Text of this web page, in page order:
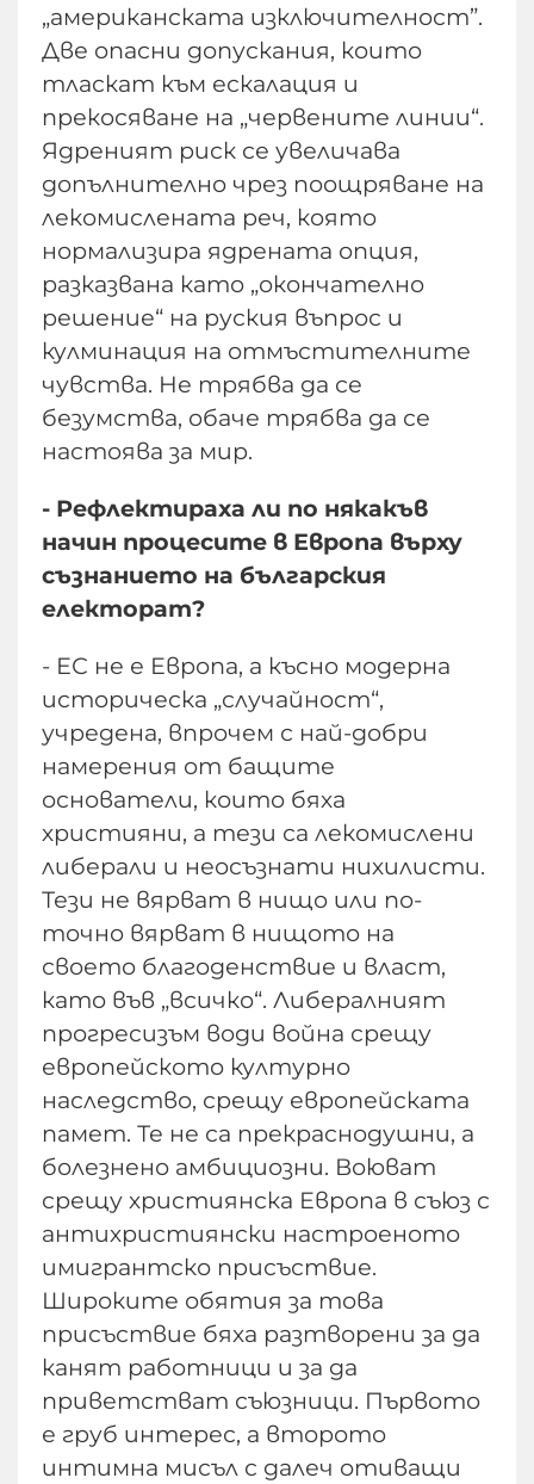
„американската изключителност”.
Две опасни допускания, които
тласкат към ескалация и
прекосяване на „червените линии“.
Ядреният риск се увеличава
допълнително чрез поощряване на
лекомислената реч, която
нормализира ядрената опция,
разказвана като „окончателно
решение“ на руския въпрос и
кулминация на отмъстителните
чувства. Не трябва да се
безумства, обаче трябва да се
настоява за мир.
- Рефлектираха ли по някакъв
начин процесите в Европа върху
съзнанието на българския
електорат?
- ЕС не е Европа, а късно модерна
историческа „случайност“,
учредена, впрочем с най-добри
намерения от бащите
основатели, които бяха
християни, а тези са лекомислени
либерали и неосъзнати нихилисти.
Тези не вярват в нищо или по-
точно вярват в нищото на
своето благоденствие и власт,
като във „всичко“. Либералният
прогресизъм води война срещу
европейското културно
наследство, срещу европейската
памет. Те не са прекраснодушни, а
болезнено амбициозни. Воюват
срещу християнска Европа в съюз с
антихристиянски настроеното
имигрантско присъствие.
Широките обятия за това
присъствие бяха разтворени за да
канят работници и за да
приветстват съюзници. Първото
е груб интерес, а второто
интимна мисъл с далеч отиващи